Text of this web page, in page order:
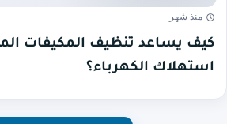
منذ شهر
كيف يساعد تنظيف المكيفات
استهلاك الكهرباء؟